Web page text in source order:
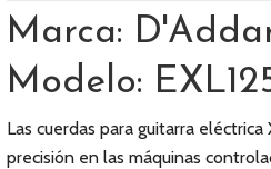
Marca:
Modelo:
Las cuerdas para guitarra
precisión en las máquinas